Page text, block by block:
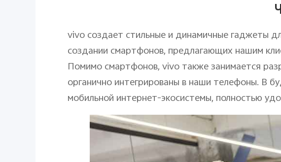
vivo создает стильные и динамичные гаджеты
создании смартфонов, предлагающих нашим
Помимо смартфонов, vivo также занимается
органично интегрированы в наши телефоны. В
мобильной интернет-экосистемы, полностью